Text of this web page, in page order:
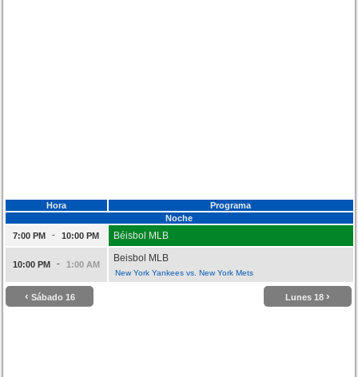
Hora
Programa
Noche
7:00 PM
- 10:00 PM Béisbol MLB
10:00 PM - 1:00 AM
Beisbol MLB
New York Yankees vs. New York Mets
‹ Sábado 16 Lunes 18 ›